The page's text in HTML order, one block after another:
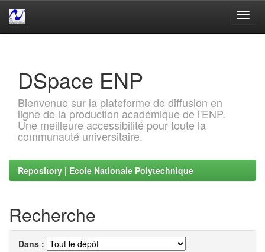
DSpace ENP
Bienvenue sur la plateforme de diffusion en
ligne de la production académique de l'ENP.
Une meilleure accessibilité pour toute la
communauté universitaire.
Repository | Ecole Nationale Polytechnique
Recherche
Dans :